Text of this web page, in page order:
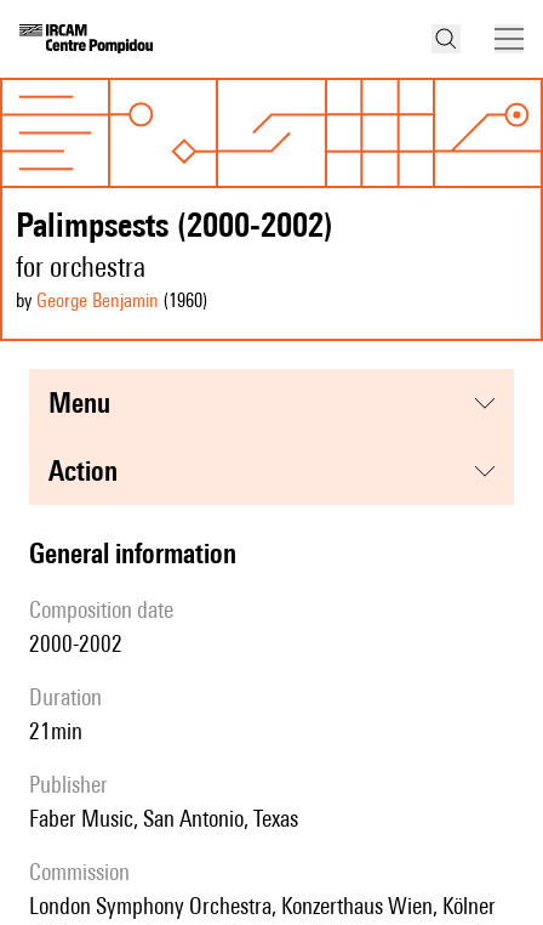
Palimpsests (2000-2002)
for orchestra
by George Benjamin (1960)
menu
action
general information
composition date
2000-2002
duration
21min
publisher
Faber Music, San Antonio, Texas
Commission
London Symphony Orchestra, Konzerthaus Wien, Kölner